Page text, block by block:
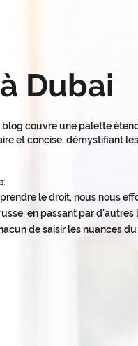
Dubai
couvre une palette
et concise, démystifiant
:
le droit, nous nous
en passant par
de saisir les nuances